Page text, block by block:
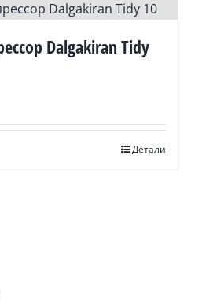
Dalgakiran Tidy
Детали